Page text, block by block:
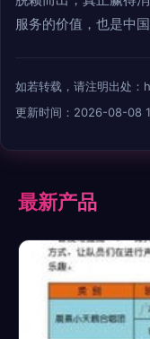
服务的价值，也是中
如若转载，请注明出处
更新时间：2026-08-08
最新产品